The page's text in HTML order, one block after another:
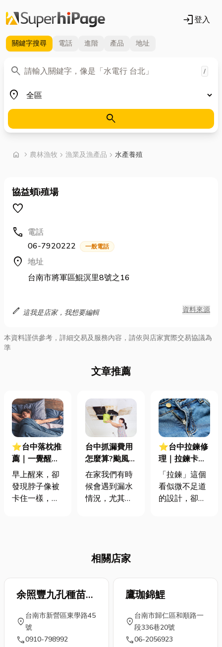
login登入
關鍵字搜尋 電話 進階 產品 地址
search
關鍵字 /
place
地區
search
home chevron_right 首頁
農林漁牧 chevron_right 漁業及漁產品 chevron_right 水產養殖
協益蝢i殖場
favorite
call 電話
06-7920222
一般電話
location_on 地址
台南市將軍區鯤溟里8號之16
edit 這我是店家，我想要編輯 資料來源
本資料謹供參考，詳細交易及服務內容，請依與店家實際交易協議為
準
文章推薦
⭐台中落枕推
薦｜一覺醒來
脖子痛到懷疑
人生？一篇搞
懂落枕原因、
早上醒來，卻
發現脖子像被
卡住一樣，稍
生活，更讓人
一整天都處於
態。別擔心，
這篇文章將帶
你深入了解為
台中抓漏費用
怎麼算?颱風過
後漏水不用
怕！漏水處理
這樣解！
在家我們有時
候會遇到漏水
情況，尤其前
聽的抓漏意思
源頭在哪裡，
畢竟如果發現
況，卻還是放
易孳生壁癌或
⭐台中拉鍊修
理｜拉鍊卡
布、脫軌怎麼
修？三大拉鍊
問題快速修
「拉鍊」這個
看似微不足道
的設計，卻是
子，甚至是家
中的寢具，都
在。然而，隨
著時間的推移
和頻繁的使
相關店家
余照豐九孔種苗繁
殖場
location_on
台南市新營區東學路45
號
call0910-798992
鷹珈錦鯉
location_on
台南市歸仁區和順路一
段336巷20號
call06-2056923